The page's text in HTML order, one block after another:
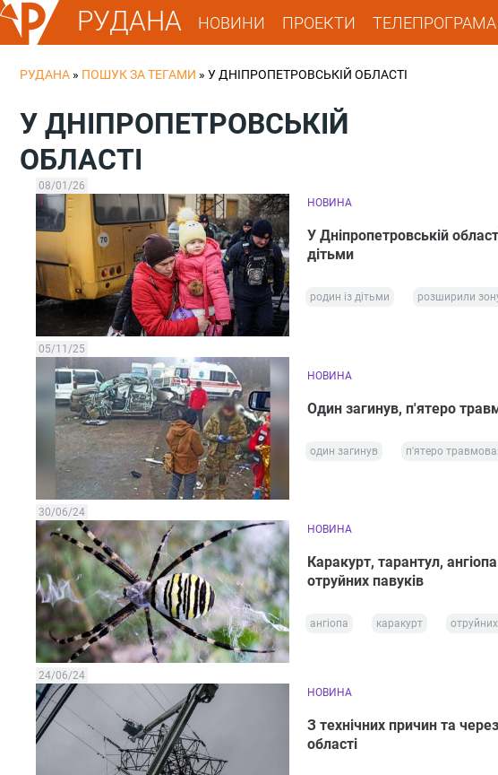
РУДАНА НОВИНИ ПРОЕКТИ ТЕЛЕПРОГРАМА
РУДАНА » ПОШУК ЗА ТЕГАМИ » У ДНІПРОПЕТРОВСЬКІЙ ОБЛАСТІ
У ДНІПРОПЕТРОВСЬКІЙ
ОБЛАСТІ
08/01/26
НОВИНА
У Дніпропетровській
дітьми
родин із дітьми розширили
05/11/25
НОВИНА
Один загинув, п'ятеро
один загинув п'ятеро
30/06/24
НОВИНА
Каракурт, тарантул,
отруйних павуків
ангіопа каракурт
24/06/24
НОВИНА
З технічних причин та
області